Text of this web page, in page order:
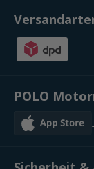
POLO